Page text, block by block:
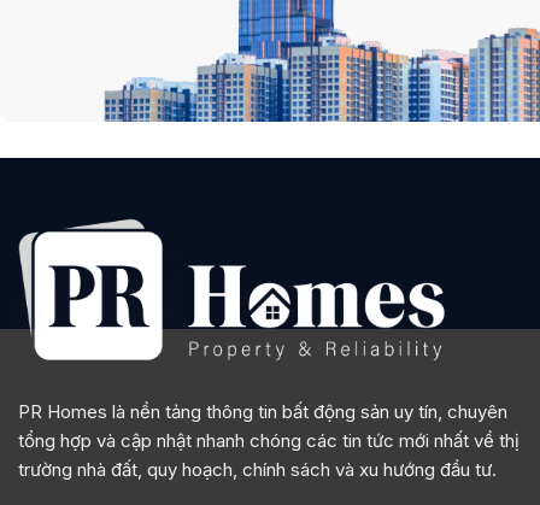
PR Homes là nền tảng thông tin bất động sản uy tín, chuyên
tổng hợp và cập nhật nhanh chóng các tin tức mới nhất về thị
trường nhà đất, quy hoạch, chính sách và xu hướng đầu tư.